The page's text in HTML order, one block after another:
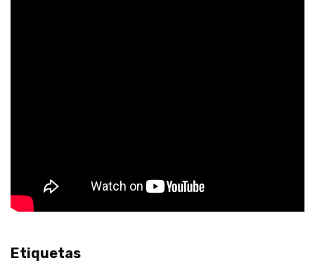
Etiquetas